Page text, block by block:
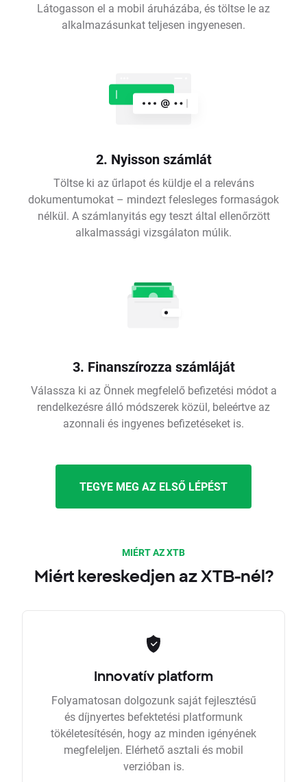
Látogasson el a mobil áruházába, és töltse le az
alkalmazásunkat teljesen ingyenesen.
2. Nyisson számlát
Töltse ki az űrlapot és küldje el a releváns
dokumentumokat – mindezt felesleges formaságok
nélkül. A számlanyitás egy teszt által ellenőrzött
alkalmassági vizsgálaton múlik.
3. Finanszírozza számláját
Válassza ki az Önnek megfelelő befizetési módot a
rendelkezésre álló módszerek közül, beleértve az
azonnali és ingyenes befizetéseket is.
TEGYE MEG AZ ELSŐ LÉPÉST
MIÉRT AZ XTB
Miért kereskedjen az XTB-nél?
Innovatív platform
Folyamatosan dolgozunk saját fejlesztésű
és díjnyertes befektetési platformunk
tökéletesítésén, hogy az minden igényének
megfeleljen. Elérhető asztali és mobil
verzióban is.